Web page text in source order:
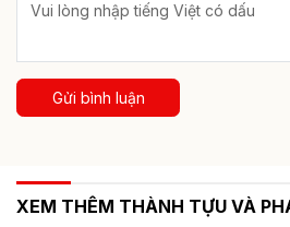
Gửi bình luận
XEM THÊM THÀNH TỰU VÀ